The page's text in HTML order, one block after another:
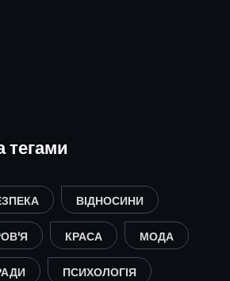
тегами
ВІДНОСИНИ
КРАСА МОДА
ПСИХОЛОГІЯ